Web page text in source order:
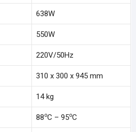
638W
550W
220V/50Hz
310 x 300 x 945 mm
14 kg
88oC – 95oC